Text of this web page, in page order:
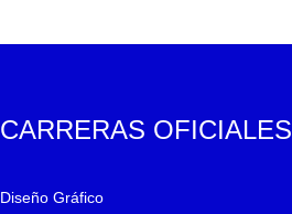
CARRERAS OFICIALES
Diseño Gráfico